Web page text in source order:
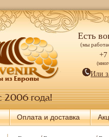
Есть
(мы
+7
Или
Оплата и доставка